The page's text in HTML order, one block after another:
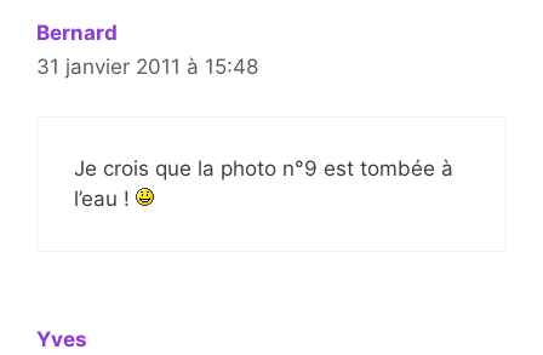
Bernard
31 janvier 2011 à 15:48
Je crois que la photo n°9 est tombée à
l’eau !
Yves